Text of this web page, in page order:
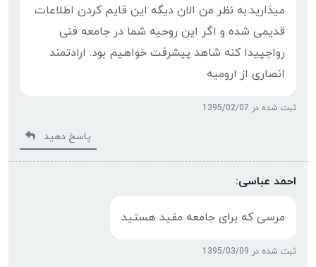
میذارید.به نظر من الان دیگه این قایم کردن اطلاعات
قدیمی شده و اگر این روحیه شما در جامعه فنی
رواجپیدا کنه شاهد پیشرفت خواهیم بود. ارادتمند
انصاری از ارومیه
ثبت شده در 1395/02/07
پاسخ دهید
احمد عباسی:
مرسی که برای جامعه مفید هستید
ثبت شده در 1395/03/09